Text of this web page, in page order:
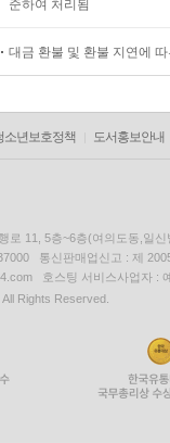
준하여 처리됨
대금 환불 및 환불 지연에
소년보호정책 도서홍보안내
로 11, 5층~6층(여의도동,일신
통신판매업신고 : 제
호스팅 서비스사업자 :
Rights Reserved.